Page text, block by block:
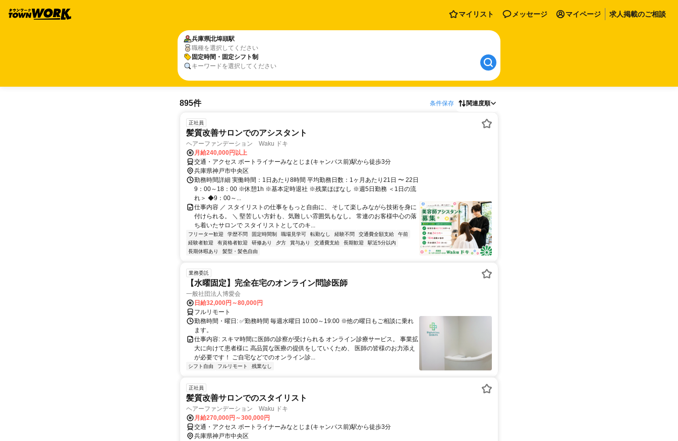
マイリスト メッセージ マイページ 求人掲載のご相談
兵庫県北埠頭駅
職種を選択してください
固定時間・固定シフト制
キーワードを選択してください
895件 条件保存 関連度順
正社員
髪質改善サロンでのアシスタント
ヘアーファンデーション Waku ドキ
月給240,000円以上
交通・アクセス ポートライナーみなとじま(キャンパス前)駅から徒歩3分
兵庫県神戸市中央区
勤務時間詳細 実働時間：1日あたり8時間 平均勤務日数：1ヶ月あたり21日 〜 22日
9：00～18：00 ※休憩1h ※基本定時退社 ※残業ほぼなし ※週5日勤務 ＜1日の流
れ＞ ◆9：00～...
仕事内容 ／ スタイリストの仕事をもっと自由に、 そして楽しみながら技術を身に
付けられる。 ＼ 堅苦しい方針も、気難しい雰囲気もなし。 常連のお客様中心の落
ち着いたサロンで スタイリストとしてのキ...
フリーター歓迎 学歴不問 固定時間制 職場見学可 転勤なし 経験不問 交通費全額支給
午前
経験者歓迎
有資格者歓迎 研修あり 夕方 賞与あり 交通費支給 長期歓迎
駅近5分以内
長期休暇あり
髪型・髪色自由
業務委託
【水曜固定】完全在宅のオンライン問診医師
一般社団法人博愛会
日給32,000円～80,000円
フルリモート
勤務時間・曜日: ✅勤務時間 毎週水曜日 10:00～19:00 ※他の曜日もご相談に乗れ
ます。
仕事内容: スキマ時間に医師の診察が受けられる オンライン診療サービス。 事業拡
大に向けて患者様に 高品質な医療の提供をしていくため、 医師の皆様のお力添え
が必要です！ ご自宅などでのオンライン診...
シフト自由 フルリモート 残業なし
正社員
髪質改善サロンでのスタイリスト
ヘアーファンデーション Waku ドキ
月給270,000円～300,000円
交通・アクセス ポートライナーみなとじま(キャンパス前)駅から徒歩3分
兵庫県神戸市中央区